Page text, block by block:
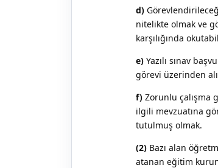
d)
nitelikte olmak ve
karşılığında
e) Yazılı sınav
görevi üzerinden
f) Zorunlu çalışma
ilgili mevzuatına
tutulmuş olmak.
(2) Bazı alan
atanan eğitim